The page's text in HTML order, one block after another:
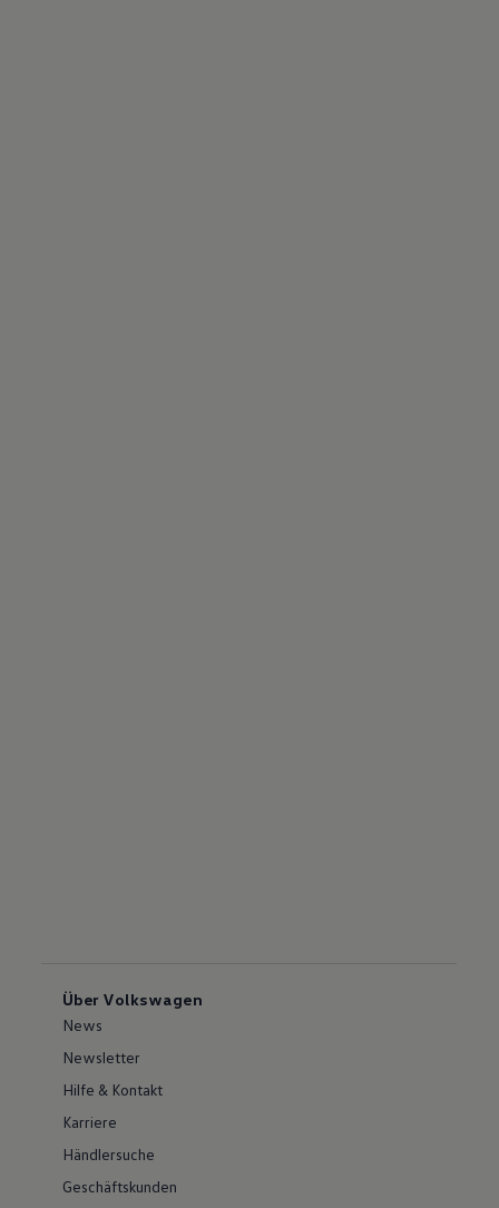
Über Volkswagen
News
Newsletter
Hilfe & Kontakt
Karriere
Händlersuche
Geschäftskunden